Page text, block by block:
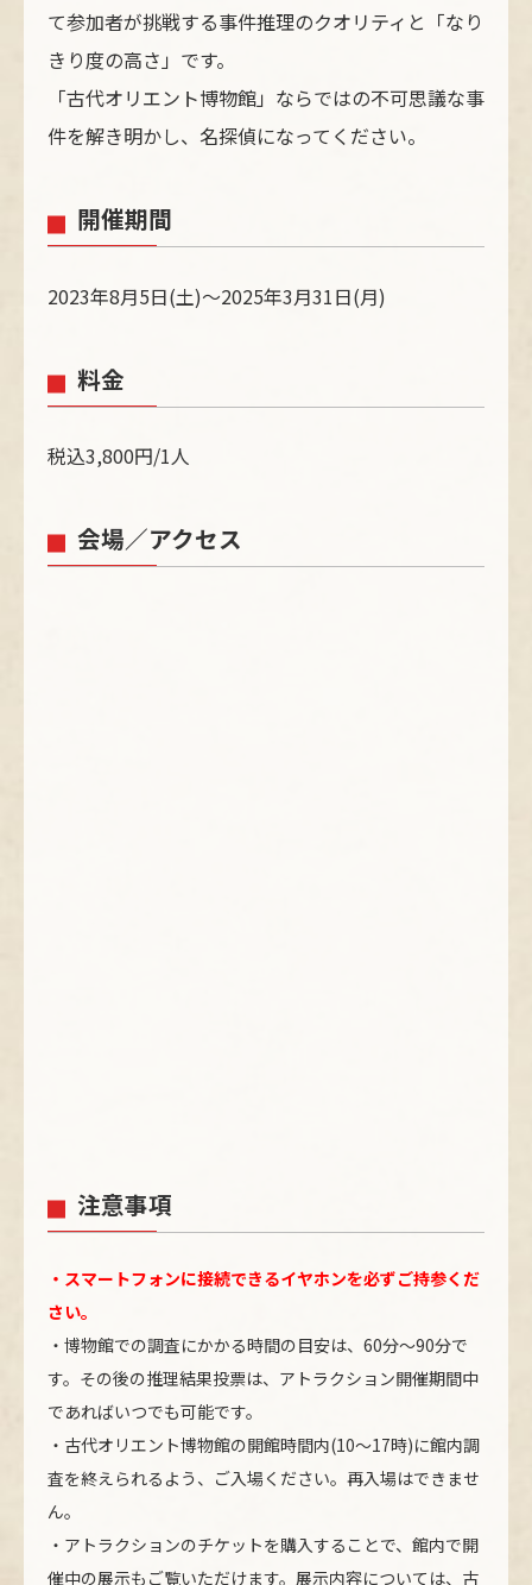
て参加者が挑戦する事件推理のクオリティと「なり
きり度の高さ」です。
「古代オリエント博物館」ならではの不可思議な事
件を解き明かし、名探偵になってください。
開催期間
2023年8月5日(土)～2025年3月31日(月)
料金
税込3,800円/1人
会場／アクセス
注意事項
・スマートフォンに接続できるイヤホンを必ずご持参くだ
さい。
・博物館での調査にかかる時間の目安は、60分〜90分で
す。その後の推理結果投票は、アトラクション開催期間中
であればいつでも可能です。
・古代オリエント博物館の開館時間内(10～17時)に館内調
査を終えられるよう、ご入場ください。再入場はできませ
ん。
・アトラクションのチケットを購入することで、館内で開
催中の展示もご覧いただけます。展示内容については、古